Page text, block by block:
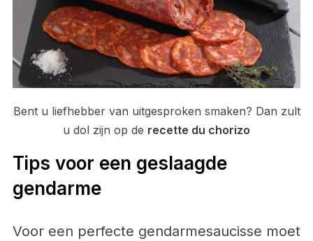
Bent u liefhebber van uitgesproken smaken? Dan zult
u dol zijn op de recette du chorizo
Tips voor een geslaagde
gendarme
Voor een perfecte gendarmesaucisse moet